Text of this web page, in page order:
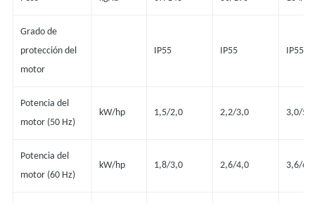
Grado de
protección del
motor
IP55 IP55 IP55
Potencia del
motor (50 Hz)
kW/hp 1,5/2,0 2,2/3,0 3,0/5,0
Potencia del
motor (60 Hz)
kW/hp 1,8/3,0 2,6/4,0 3,6/6,0